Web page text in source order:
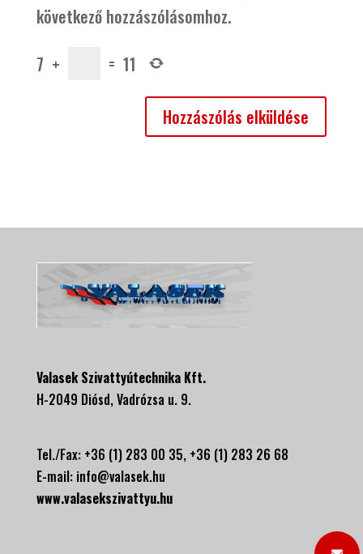
következő hozzászólásomhoz.
7 + = 11
Valasek Szivattyútechnika Kft.
H-2049 Diósd, Vadrózsa u. 9.
Tel./Fax: +36 (1) 283 00 35, +36 (1) 283 26 68
E-mail: info@valasek.hu
www.valasekszivattyu.hu